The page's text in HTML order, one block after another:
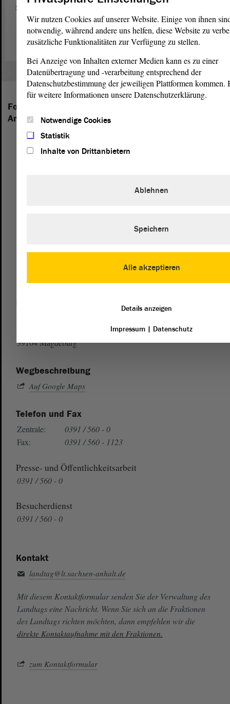
Sachsen-Anhalt.
Zum Webauftritt von „Jugend debattiert“ (Link)
Folgende Fraktionen sind im Landtag von Sachsen-
Anhalt vertreten:
39104 Magdeburg
Wegbeschreibung
Auf Google Maps
Telefon und Fax
Zentrale:
0391 / 560 - 0
Fax:
0391 / 560 - 1123
Presse- und Öffentlichkeitsarbeit
0391 / 560 - 0
Besucherdienst
0391 / 560 - 0
Kontakt
landtag@lt.sachsen-anhalt.de
Mit diesem Kontaktformular senden Sie der Verwaltung des
Landtags eine Nachricht. Wenn Sie sich an die Fraktionen
des Landtags richten möchten, dann empfehlen wir die
direkte Kontaktaufnahme mit den Fraktionen.
zum Kontaktformular
Wir nutzen Cookies auf unserer Website. Einige von ihnen
notwendig, während andere uns helfen, diese Website zu
zusätzliche Funktionalitäten zur Verfügung zu stellen.
Bei Anzeige von Inhalten externer Medien kann es zu einer
Datenübertragung und -verarbeitung entsprechend der
Datenschutzbestimmung der jeweiligen Plattformen kommen.
für weitere Informationen unsere Datenschutzerklärung.
Notwendige Cookies
Statistik
Inhalte von Drittanbietern
Alle akzeptieren
Ablehnen
Speichern
Details anzeigen
Impressum | Datenschutz